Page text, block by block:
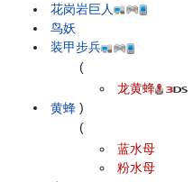
花岗岩巨人
鸟妖
装甲步兵
黄蜂
(
龙黄蜂
)
(
蓝水母
粉水母